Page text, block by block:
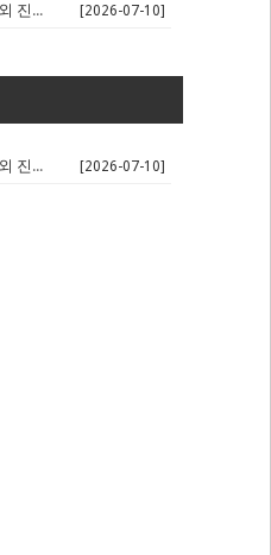
🌍 경기 AI 스타트업 해외 진출 판... [2026-07-10]
🌍 경기 AI 스타트업 해외 진출 판... [2026-07-10]